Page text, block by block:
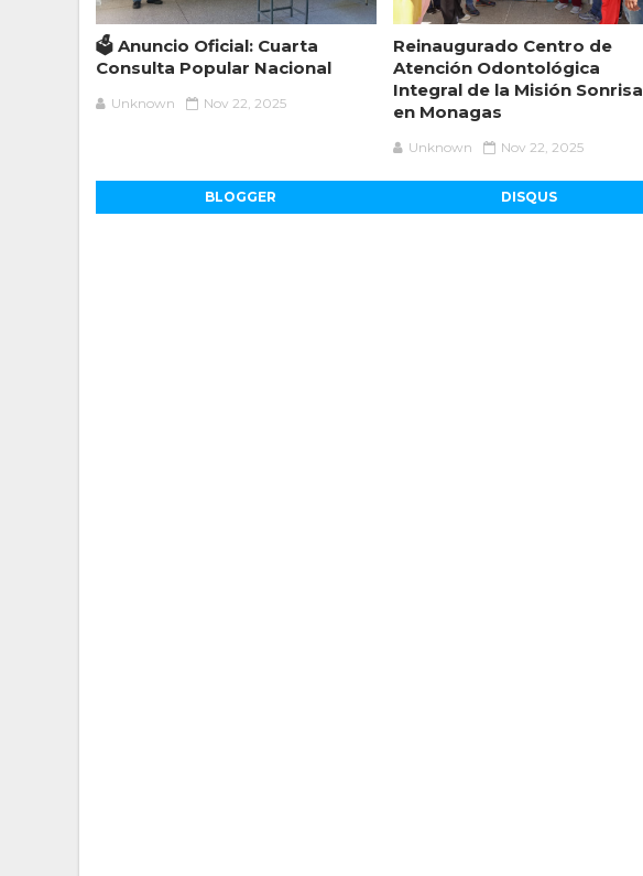
🗳️ Anuncio Oficial: Cuarta
Consulta Popular Nacional
Unknown Nov 22, 2025
Reinaugurado Centro de
Atención Odontológica
Integral de la Misión Sonrisa
en Monagas
Unknown Nov 22, 2025
BLOGGER DISQUS